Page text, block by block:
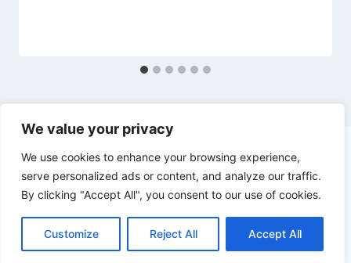
We value your privacy
We use cookies to enhance your browsing experience,
serve personalized ads or content, and analyze our traffic.
By clicking "Accept All", you consent to our use of cookies.
Customize Reject All Accept All
© 2026 diesl.com - Tema para WordPress por
Kadence WP